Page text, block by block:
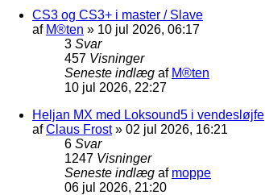
CS3 og CS3+ i master / Slave
af M®ten » 10 jul 2026, 06:17
3 Svar
457 Visninger
Seneste indlæg af M®ten
10 jul 2026, 22:27
Heljan MX med Loksound5 i vendesløjfe
afClaus Frost» 02 jul 2026, 16:21
6 Svar
1247 Visninger
Seneste indlæg af moppe
06 jul 2026, 21:20